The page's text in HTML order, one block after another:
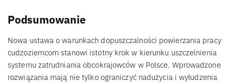
Podsumowanie
Nowa ustawa o warunkach dopuszczalności powierzania pracy
cudzoziemcom stanowi istotny krok w kierunku uszczelnienia
systemu zatrudniania obcokrajowców w Polsce. Wprowadzone
rozwiązania mają nie tylko ograniczyć nadużycia i wyłudzenia